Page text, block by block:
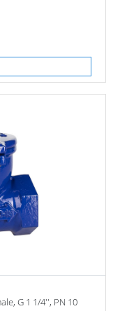
G 1 1/4'', PN 10